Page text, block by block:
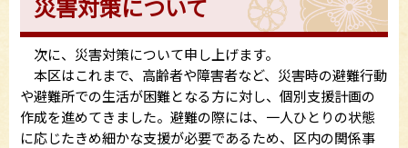
災害対策について
次に、災害対策について申し上げます。
本区はこれまで、高齢者や障害者など、災害時の避難行動
や避難所での生活が困難となる方に対し、個別支援計画の
作成を進めてきました。避難の際には、一人ひとりの状態
に応じたきめ細かな支援が必要であるため、区内の関係事